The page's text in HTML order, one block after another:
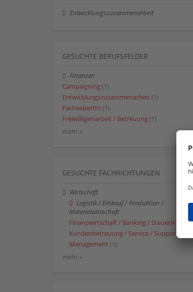
Entwicklungszusammenarbeit
GESUCHTE BERUFSFELDER
Finanzen
Campaigning (1)
Entwicklungszusammenarbeit (1)
FachexpertIn (1)
Freiwilligenarbeit / Betreuung (1)
mehr »
GESUCHTE FACHRICHTUNGEN
Wirtschaft
Logistik / Einkauf / Produktion /
Materialwirtschaft
Finanzwirtschaft / Banking / Steuern
Kundenbetreuung / Service / Support
Management (1)
mehr »